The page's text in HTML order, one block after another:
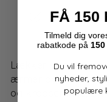
Fri fragt i
Lækker sweater i
ærmer og en løs
og kradser ikke, og
FÅ 150
Tilmeld dig
rabatkode på 150
Du vil
nyheder,
populære